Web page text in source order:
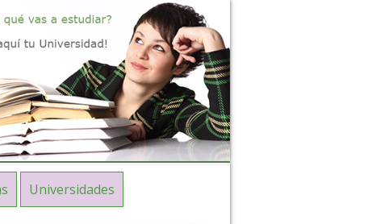
Universidades